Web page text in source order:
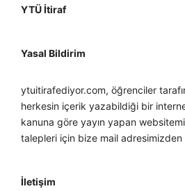
YTÜ İtiraf
Yasal Bildirim
ytuitirafediyor.com, öğrenciler
herkesin içerik yazabildiği bir
kanuna göre yayın yapan
talepleri için bize mail adresimizden
İletişim